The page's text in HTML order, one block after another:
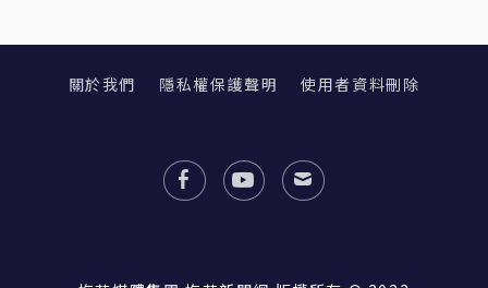
關於我們 隱私權保護聲明 使用者資料刪除